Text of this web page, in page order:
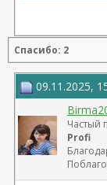
08.2015,
(молодости и
Спасибо: 2
09.11.2025,
Частый
Profi